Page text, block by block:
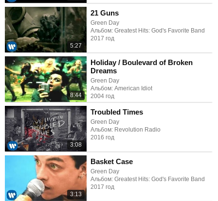
5:27
21 Guns
Green Day
Альбом: Greatest Hits: God's Favorite Band
2017 год
8:44
Holiday / Boulevard of Broken
Dreams
Green Day
Альбом: American Idiot
2004 год
3:08
Troubled Times
Green Day
Альбом: Revolution Radio
2016 год
3:13
Basket Case
Green Day
Альбом: Greatest Hits: God's Favorite Band
2017 год